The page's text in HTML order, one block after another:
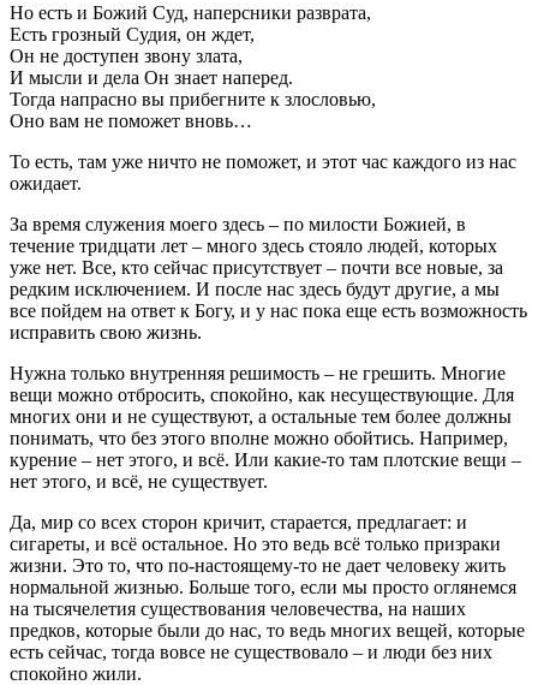
Но есть и Божий Суд, наперсники разврата,
Есть грозный Судия, он ждет,
Он не доступен звону злата,
И мысли и дела Он знает наперед.
Тогда напрасно вы прибегните к злословью,
Оно вам не поможет вновь…
То есть, там уже ничто не поможет, и этот час каждого из нас
ожидает.
За время служения моего здесь – по милости Божией, в
течение тридцати лет – много здесь стояло людей, которых
уже нет. Все, кто сейчас присутствует – почти все новые, за
редким исключением. И после нас здесь будут другие, а мы
все пойдем на ответ к Богу, и у нас пока еще есть возможность
исправить свою жизнь.
Нужна только внутренняя решимость – не грешить. Многие
вещи можно отбросить, спокойно, как несуществующие. Для
многих они и не существуют, а остальные тем более должны
понимать, что без этого вполне можно обойтись. Например,
курение – нет этого, и всё. Или какие-то там плотские вещи –
нет этого, и всё, не существует.
Да, мир со всех сторон кричит, старается, предлагает: и
сигареты, и всё остальное. Но это ведь всё только призраки
жизни. Это то, что по-настоящему-то не дает человеку жить
нормальной жизнью. Больше того, если мы просто оглянемся
на тысячелетия существования человечества, на наших
предков, которые были до нас, то ведь многих вещей, которые
есть сейчас, тогда вовсе не существовало – и люди без них
спокойно жили.